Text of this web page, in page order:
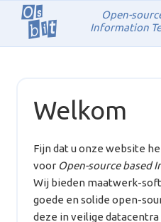
Open-
Information
Welkom
Fijn dat u onze website
voor Open-source based
Wij bieden maatwerk-
goede en solide open-
deze in veilige datacentra